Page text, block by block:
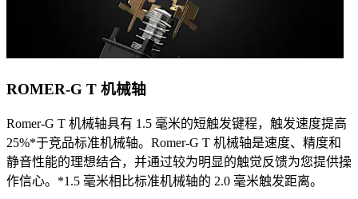
ROMER-G T 机械轴
Romer-G T 机械轴具有 1.5 毫米的短触发键程，触发速度提高
25%*于竞品标准机械轴。Romer-G T 机械轴是速度、精度和
静音性能的理想结合，并通过较为明显的触觉反馈为您提供操
作信心。*1.5 毫米相比标准机械轴的 2.0 毫米触发距离。